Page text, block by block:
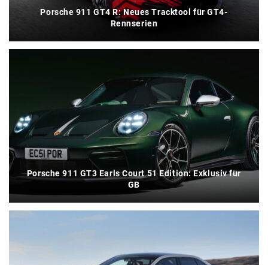
Porsche 911 GT4 R: Neues Tracktool für GT4-
Rennserien
Porsche 911 GT3 Earls Court 51 Edition: Exklusiv für
GB